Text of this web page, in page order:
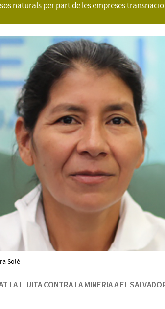
naturals per part de les empreses
Solé
LA LLUITA CONTRA LA MINERIA A EL